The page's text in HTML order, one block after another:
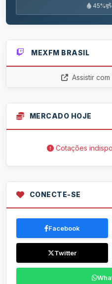
45%
MEXFM BRASIL
Assistir
MERCADO HOJE
Cotações
CONECTE-SE
Facebook
Twitter